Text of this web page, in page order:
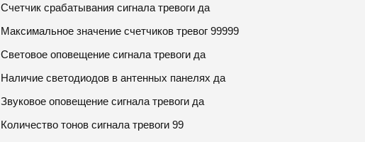
Счетчик срабатывания сигнала тревоги да
Максимальное значение счетчиков тревог 99999
Световое оповещение сигнала тревоги да
Наличие светодиодов в антенных панелях да
Звуковое оповещение сигнала тревоги да
Количество тонов сигнала тревоги 99